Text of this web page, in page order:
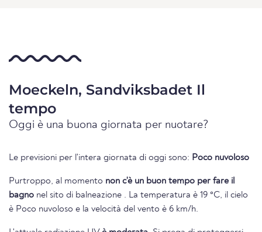
Moeckeln, Sandviksbadet Il
tempo
Oggi è una buona giornata per nuotare?
Le previsioni per l'intera giornata di oggi sono: Poco nuvoloso
Purtroppo, al momento non c'è un buon tempo per fare il
bagno nel sito di balneazione . La temperatura è 19 °C, il cielo
è Poco nuvoloso e la velocità del vento è 6 km/h.